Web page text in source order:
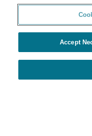
Accept